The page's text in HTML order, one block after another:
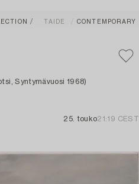
TAIDE CONTEMPORARY
Syntymävuosi 1968)
25. touko21:19 CEST